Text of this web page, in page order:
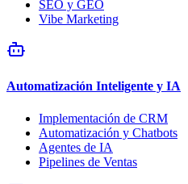
SEO y GEO
Vibe Marketing
Automatización Inteligente y IA
Implementación de CRM
Automatización y Chatbots
Agentes de IA
Pipelines de Ventas